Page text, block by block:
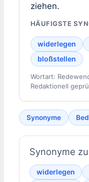
ziehen.
HÄUFIGSTE
widerlegen
bloßstellen
Wortart:
Redaktionell
Synonyme
Synonyme
widerlegen